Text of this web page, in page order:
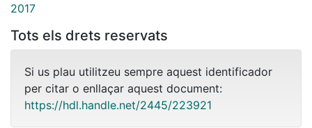
2017
Tots els drets reservats
Si us plau utilitzeu sempre aquest identificador
per citar o enllaçar aquest document:
https://hdl.handle.net/2445/223921